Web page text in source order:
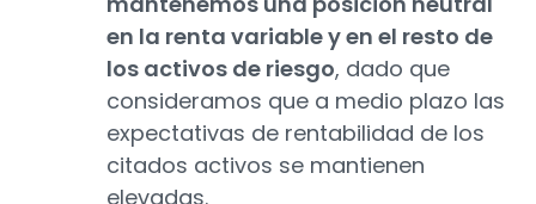
en la renta variable y en el resto de
los activos de riesgo, dado que
consideramos que a medio plazo las
expectativas de rentabilidad de los
citados activos se mantienen
elevadas.